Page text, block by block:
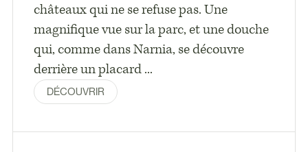
châteaux qui ne se refuse pas. Une
magnifique vue sur la parc, et une douche
qui, comme dans Narnia, se découvre
derrière un placard ...
DÉCOUVRIR